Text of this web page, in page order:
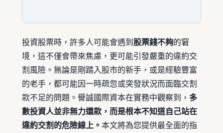
投資股票時，許多人可能會遇到股票錢不夠的窘
境，這不僅會帶來焦慮，更可能引發嚴重的違約交
割風險。無論是剛踏入股市的新手，或是經驗豐富
的老手，都可能因一時疏忽或突發狀況而面臨交割
款不足的問題。譽誠國際資本在實務中觀察到， 多
數投資人並非無力還款，而是根本不知道自己站在
違約交割的危險線上。 本文將為您提供最全面的指